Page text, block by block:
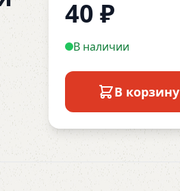
40 ₽
В наличии
В корзину